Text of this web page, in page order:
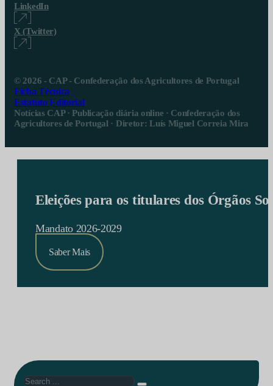
LinkedIn
X (Twitter)
© 2026 - CAP - Confederação dos Agricultores de Portugal
Ficha Técnica
Estatuto Editorial
Notícias CAP · Publicação diária online · Confederação dos
Agricultores de Portugal · Diretor: Luís Miguel Correia Mira
Eleições para os titulares dos Órgãos
Mandato 2026-2029
Saber Mais
Search